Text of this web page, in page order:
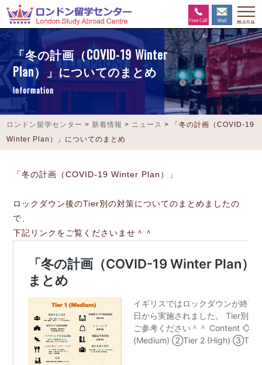
「冬の計画（COVID-19 Winter
Plan）」についてのまとめ
Information
ロンドン留学センター > 新着情報 > ニュース >
「冬の計画（COVID-19
Winter Plan）」についてのまとめ
「冬の計画（COVID-19 Winter Plan）」
ロックダウン後のTier別の対策についてのまとめましたの
で、
下記リンクをご覧くださいませ＾＾